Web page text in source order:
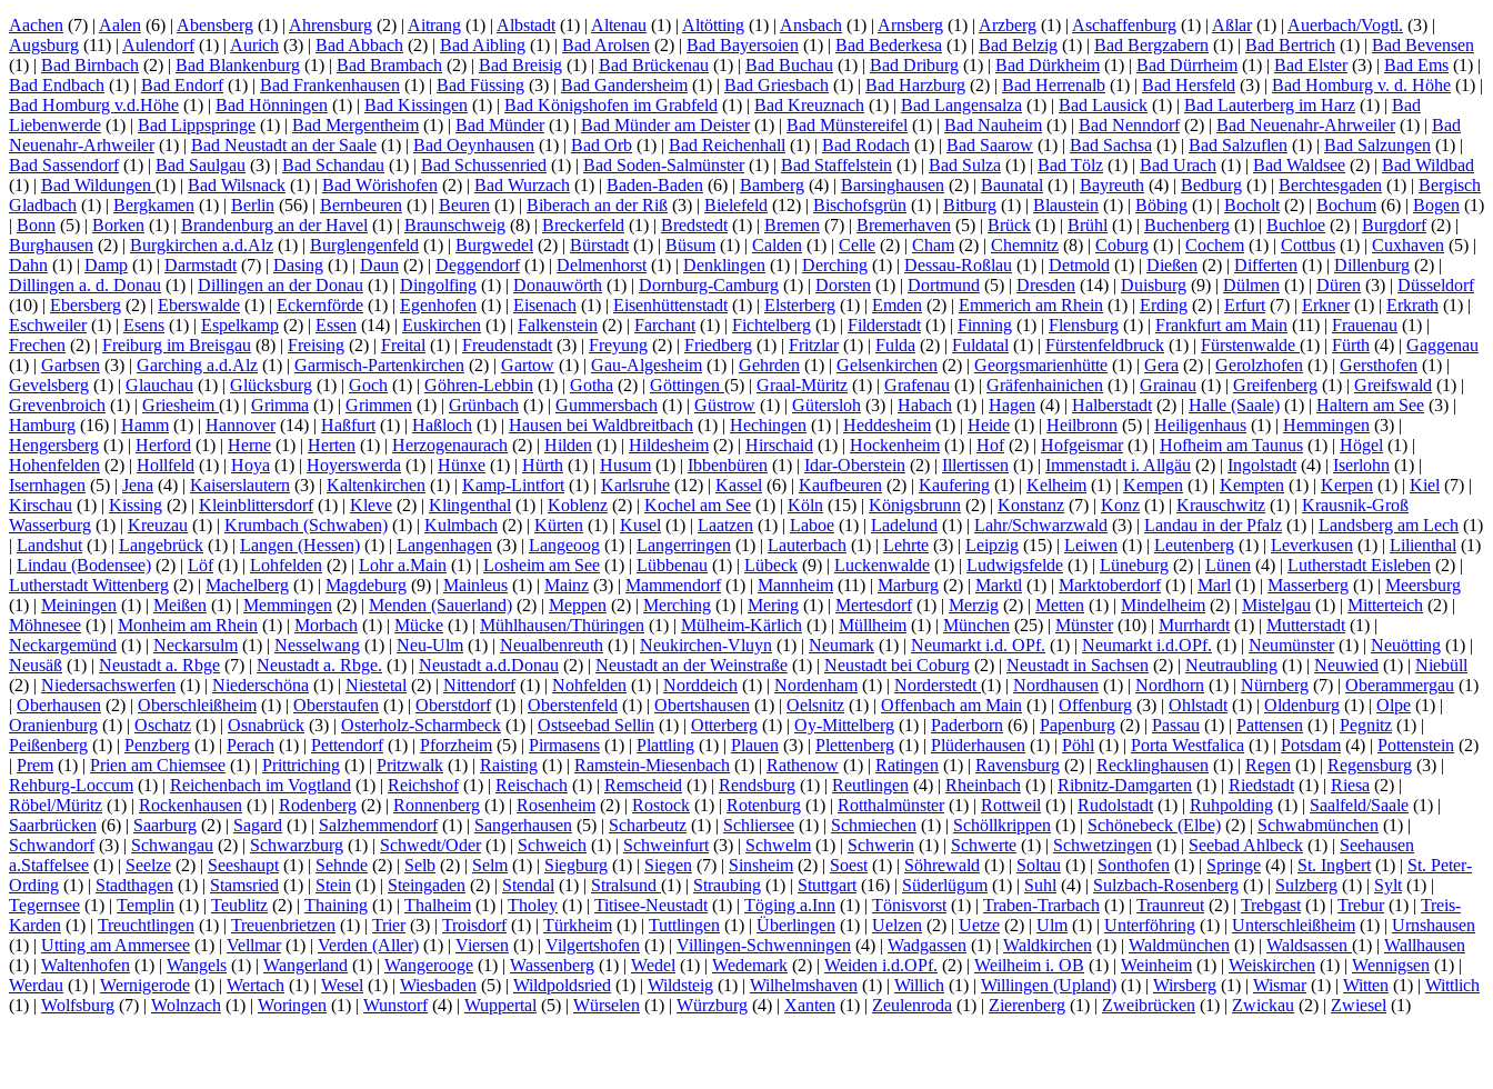
Aachen (7) | Aalen (6) | Abensberg (1) | Ahrensburg (2) | Aitrang (1) | Albstadt (1) | Altenau (1) | Altötting (1) | Ansbach (1) | Arnsberg (1) | Arzberg (1) | Aschaffenburg (1) | Aßlar(1) | Auerbach/Vogtl. (3) |
Augsburg (11) | Aulendorf(1) | Aurich (3) | Bad Abbach (2) | Bad Aibling (1) | Bad Arolsen (2) | Bad Bayersoien (1) | Bad Bederkesa (1) | Bad Belzig (1) | Bad Bergzabern (1) | Bad Bertrich (1) | Bad Bevensen
(1) | Bad Birnbach (2) | Bad Blankenburg (1) | Bad Brambach (2) | Bad Breisig (1) | Bad Brückenau (1) | Bad Buchau (1) | Bad Driburg (1) | Bad Dürkheim (1) | Bad Dürrheim (1) | Bad Elster(3) | Bad Ems (1) |
Bad Endbach (1) | Bad Endorf(1) | Bad Frankenhausen (1) | Bad Füssing (3) | Bad Gandersheim (1) | Bad Griesbach (1) | Bad Harzburg (2) | Bad Herrenalb (1) | Bad Hersfeld (3) | Bad Homburg v. d. Höhe (1) |
Bad Homburg v.d.Höhe (1) | Bad Hönningen (1) | Bad Kissingen (1) | Bad Königshofen im Grabfeld (1) | Bad Kreuznach (1) | Bad Langensalza (1) | Bad Lausick (1) | Bad Lauterberg im Harz (1) | Bad
Liebenwerde (1) | Bad Lippspringe (1) | Bad Mergentheim (1) | Bad Münder(1) | Bad Münder am Deister(1) | Bad Münstereifel (1) | Bad Nauheim (1) | Bad Nenndorf(2) | Bad Neuenahr-Ahrweiler(1) | Bad
Neuenahr-Arhweiler(1) | Bad Neustadt an der Saale (1) | Bad Oeynhausen (1) | Bad Orb (1) | Bad Reichenhall (1) | Bad Rodach (1) | Bad Saarow (1) | Bad Sachsa (1) | Bad Salzuflen (1) | Bad Salzungen (1) |
Bad Sassendorf(1) | Bad Saulgau (3) | Bad Schandau (1) | Bad Schussenried (1) | Bad Soden-Salmünster(1) | Bad Staffelstein (1) | Bad Sulza (1) | Bad Tölz (1) | Bad Urach (1) | Bad Waldsee (2) | Bad Wildbad
(1) | Bad Wildungen (1) | Bad Wilsnack (1) | Bad Wörishofen (2) | Bad Wurzach (1) | Baden-Baden (6) | Bamberg (4) | Barsinghausen (2) | Baunatal (1) | Bayreuth (4) | Bedburg (1) | Berchtesgaden (1) | Bergisch
Gladbach (1) | Bergkamen (1) | Berlin (56) | Bernbeuren (1) | Beuren (1) | Biberach an der Riß (3) | Bielefeld (12) | Bischofsgrün (1) | Bitburg (1) | Blaustein (1) | Böbing (1) | Bocholt (2) | Bochum (6) | Bogen (1)
| Bonn (5) | Borken (1) | Brandenburg an der Havel (1) | Braunschweig (8) | Breckerfeld (1) | Bredstedt (1) | Bremen (7) | Bremerhaven (5) | Brück (1) | Brühl (1) | Buchenberg (1) | Buchloe (2) | Burgdorf(2) |
Burghausen (2) | Burgkirchen a.d.Alz (1) | Burglengenfeld (1) | Burgwedel (2) | Bürstadt (1) | Büsum (1) | Calden (1) | Celle (2) | Cham (2) | Chemnitz (8) | Coburg (1) | Cochem (1) | Cottbus (1) | Cuxhaven (5) |
Dahn (1) | Damp (1) | Darmstadt (7) | Dasing (1) | Daun (2) | Deggendorf(1) | Delmenhorst (1) | Denklingen (1) | Derching (1) | Dessau-Roßlau (1) | Detmold (1) | Dießen (2) | Differten (1) | Dillenburg (2) |
Dillingen a. d. Donau (1) | Dillingen an der Donau (1) | Dingolfing (1) | Donauwörth (1) | Dornburg-Camburg (1) | Dorsten (1) | Dortmund (5) | Dresden (14) | Duisburg (9) | Dülmen (1) | Düren (3) | Düsseldorf
(10) | Ebersberg (2) | Eberswalde (1) | Eckernförde (1) | Egenhofen (1) | Eisenach (1) | Eisenhüttenstadt (1) | Elsterberg (1) | Emden (2) | Emmerich am Rhein (1) | Erding (2) | Erfurt (7) | Erkner(1) | Erkrath (1) |
Eschweiler(1) | Esens (1) | Espelkamp (2) | Essen (14) | Euskirchen (1) | Falkenstein (2) | Farchant (1) | Fichtelberg (1) | Filderstadt (1) | Finning (1) | Flensburg (1) | Frankfurt am Main (11) | Frauenau (1) |
Frechen (2) | Freiburg im Breisgau (8) | Freising (2) | Freital (1) | Freudenstadt (3) | Freyung (2) | Friedberg (1) | Fritzlar(1) | Fulda (2) | Fuldatal (1) | Fürstenfeldbruck (1) | Fürstenwalde (1) | Fürth (4) | Gaggenau
(1) | Garbsen (3) | Garching a.d.Alz (1) | Garmisch-Partenkirchen (2) | Gartow (1) | Gau-Algesheim (1) | Gehrden (1) | Gelsenkirchen (2) | Georgsmarienhütte (1) | Gera (2) | Gerolzhofen (1) | Gersthofen (1) |
Gevelsberg (1) | Glauchau (1) | Glücksburg (1) | Goch (1) | Göhren-Lebbin (1) | Gotha (2) | Göttingen (5) | Graal-Müritz (1) | Grafenau (1) | Gräfenhainichen (1) | Grainau (1) | Greifenberg (1) | Greifswald (1) |
Grevenbroich (1) | Griesheim (1) | Grimma (1) | Grimmen (1) | Grünbach (1) | Gummersbach (1) | Güstrow (1) | Gütersloh (3) | Habach (1) | Hagen (4) | Halberstadt (2) | Halle (Saale) (1) | Haltern am See (3) |
Hamburg (16) | Hamm (1) | Hannover(14) | Haßfurt (1) | Haßloch (1) | Hausen bei Waldbreitbach (1) | Hechingen (1) | Heddesheim (1) | Heide (1) | Heilbronn (5) | Heiligenhaus (1) | Hemmingen (3) |
Hengersberg (1) | Herford (1) | Herne (1) | Herten (1) | Herzogenaurach (2) | Hilden (1) | Hildesheim (2) | Hirschaid (1) | Hockenheim (1) | Hof(2) | Hofgeismar(1) | Hofheim am Taunus (1) | Högel (1) |
Hohenfelden (2) | Hollfeld (1) | Hoya (1) | Hoyerswerda (1) | Hünxe (1) | Hürth (1) | Husum (1) | Ibbenbüren (1) | Idar-Oberstein (2) | Illertissen (1) | Immenstadt i. Allgäu (2) | Ingolstadt (4) | Iserlohn (1) |
Isernhagen (5) | Jena (4) | Kaiserslautern (3) | Kaltenkirchen (1) | Kamp-Lintfort (1) | Karlsruhe (12) | Kassel (6) | Kaufbeuren (2) | Kaufering (1) | Kelheim (1) | Kempen (1) | Kempten (1) | Kerpen (1) | Kiel (7) |
Kirschau (1) | Kissing (2) | Kleinblittersdorf(1) | Kleve (2) | Klingenthal (1) | Koblenz (2) | Kochel am See (1) | Köln (15) | Königsbrunn (2) | Konstanz (7) | Konz (1) | Krauschwitz (1) | Krausnik-Groß
Wasserburg (1) | Kreuzau (1) | Krumbach (Schwaben) (1) | Kulmbach (2) | Kürten (1) | Kusel (1) | Laatzen (1) | Laboe (1) | Ladelund (1) | Lahr/Schwarzwald (3) | Landau in der Pfalz (1) | Landsberg am Lech (1)
| Landshut (1) | Langebrück (1) | Langen (Hessen) (1) | Langenhagen (3) | Langeoog (1) | Langerringen (1) | Lauterbach (1) | Lehrte (3) | Leipzig (15) | Leiwen (1) | Leutenberg (1) | Leverkusen (1) | Lilienthal (1)
| Lindau (Bodensee) (2) | Löf(1) | Lohfelden (2) | Lohr a.Main (1) | Losheim am See (1) | Lübbenau (1) | Lübeck (9) | Luckenwalde (1) | Ludwigsfelde (1) | Lüneburg (2) | Lünen (4) | Lutherstadt Eisleben (2) |
Lutherstadt Wittenberg (2) | Machelberg (1) | Magdeburg (9) | Mainleus (1) | Mainz (3) | Mammendorf(1) | Mannheim (11) | Marburg (2) | Marktl (1) | Marktoberdorf(1) | Marl (1) | Masserberg (1) | Meersburg
(1) | Meiningen (1) | Meißen (1) | Memmingen (2) | Menden (Sauerland) (2) | Meppen (2) | Merching (1) | Mering (1) | Mertesdorf(1) | Merzig (2) | Metten (1) | Mindelheim (2) | Mistelgau (1) | Mitterteich (2) |
Möhnesee (1) | Monheim am Rhein (1) | Morbach (1) | Mücke (1) | Mühlhausen/Thüringen (1) | Mülheim-Kärlich (1) | Müllheim (1) | München (25) | Münster(10) | Murrhardt (1) | Mutterstadt (1) |
Neckargemünd (1) | Neckarsulm (1) | Nesselwang (1) | Neu-Ulm (1) | Neualbenreuth (1) | Neukirchen-Vluyn (1) | Neumark (1) | Neumarkt i.d. OPf. (1) | Neumarkt i.d.OPf. (1) | Neumünster(1) | Neuötting (1) |
Neusäß (1) | Neustadt a. Rbge (7) | Neustadt a. Rbge. (1) | Neustadt a.d.Donau (2) | Neustadt an der Weinstraße (1) | Neustadt bei Coburg (2) | Neustadt in Sachsen (2) | Neutraubling (1) | Neuwied (1) | Niebüll
(2) | Niedersachswerfen (1) | Niederschöna (1) | Niestetal (2) | Nittendorf(1) | Nohfelden (1) | Norddeich (1) | Nordenham (1) | Norderstedt (1) | Nordhausen (1) | Nordhorn (1) | Nürnberg (7) | Oberammergau (1)
| Oberhausen (2) | Oberschleißheim (1) | Oberstaufen (1) | Oberstdorf(1) | Oberstenfeld (1) | Obertshausen (1) | Oelsnitz (1) | Offenbach am Main (1) | Offenburg (3) | Ohlstadt (1) | Oldenburg (1) | Olpe (1) |
Oranienburg (1) | Oschatz (1) | Osnabrück (3) | Osterholz-Scharmbeck (1) | Ostseebad Sellin (1) | Otterberg (1) | Oy-Mittelberg (1) | Paderborn (6) | Papenburg (2) | Passau (1) | Pattensen (1) | Pegnitz (1) |
Peißenberg (1) | Penzberg (1) | Perach (1) | Pettendorf(1) | Pforzheim (5) | Pirmasens (1) | Plattling (1) | Plauen (3) | Plettenberg (1) | Plüderhausen (1) | Pöhl (1) | Porta Westfalica (1) | Potsdam (4) | Pottenstein (2)
| Prem (1) | Prien am Chiemsee (1) | Prittriching (1) | Pritzwalk (1) | Raisting (1) | Ramstein-Miesenbach (1) | Rathenow (1) | Ratingen (1) | Ravensburg (2) | Recklinghausen (1) | Regen (1) | Regensburg (3) |
Rehburg-Loccum (1) | Reichenbach im Vogtland (1) | Reichshof(1) | Reischach (1) | Remscheid (1) | Rendsburg (1) | Reutlingen (4) | Rheinbach (1) | Ribnitz-Damgarten (1) | Riedstadt (1) | Riesa (2) |
Röbel/Müritz (1) | Rockenhausen (1) | Rodenberg (2) | Ronnenberg (1) | Rosenheim (2) | Rostock (1) | Rotenburg (1) | Rotthalmünster(1) | Rottweil (1) | Rudolstadt (1) | Ruhpolding (1) | Saalfeld/Saale (1) |
Saarbrücken (6) | Saarburg (2) | Sagard (1) | Salzhemmendorf(1) | Sangerhausen (5) | Scharbeutz (1) | Schliersee (1) | Schmiechen (1) | Schöllkrippen (1) | Schönebeck (Elbe) (2) | Schwabmünchen (1) |
Schwandorf(3) | Schwangau (2) | Schwarzburg (1) | Schwedt/Oder(1) | Schweich (1) | Schweinfurt (3) | Schwelm (1) | Schwerin (1) | Schwerte (1) | Schwetzingen (1) | Seebad Ahlbeck (1) | Seehausen
a.Staffelsee (1) | Seelze (2) | Seeshaupt (1) | Sehnde (2) | Selb (2) | Selm (1) | Siegburg (1) | Siegen (7) | Sinsheim (2) | Soest (1) | Söhrewald (1) | Soltau (1) | Sonthofen (1) | Springe (4) | St. Ingbert (1) | St. Peter-
Ording (1) | Stadthagen (1) | Stamsried (1) | Stein (1) | Steingaden (2) | Stendal (1) | Stralsund (1) | Straubing (1) | Stuttgart (16) | Süderlügum (1) | Suhl (4) | Sulzbach-Rosenberg (1) | Sulzberg (1) | Sylt (1) |
Tegernsee (1) | Templin (1) | Teublitz (2) | Thaining (1) | Thalheim (1) | Tholey (1) | Titisee-Neustadt (1) | Töging a.Inn (1) | Tönisvorst (1) | Traben-Trarbach (1) | Traunreut (2) | Trebgast (1) | Trebur(1) | Treis-
Karden (1) | Treuchtlingen (1) | Treuenbrietzen (1) | Trier(3) | Troisdorf(1) | Türkheim (1) | Tuttlingen (1) | Überlingen (1) | Uelzen (2) | Uetze (2) | Ulm (1) | Unterföhring (1) | Unterschleißheim (1) | Urnshausen
(1) | Utting am Ammersee (1) | Vellmar(1) | Verden (Aller) (1) | Viersen (1) | Vilgertshofen (1) | Villingen-Schwenningen (4) | Wadgassen (1) | Waldkirchen (1) | Waldmünchen (1) | Waldsassen (1) | Wallhausen
(1) | Waltenhofen (1) | Wangels (1) | Wangerland (1) | Wangerooge (1) | Wassenberg (1) | Wedel (1) | Wedemark (2) | Weiden i.d.OPf. (2) | Weilheim i. OB (1) | Weinheim (1) | Weiskirchen (1) | Wennigsen (1) |
Werdau (1) | Wernigerode (1) | Wertach (1) | Wesel (1) | Wiesbaden (5) | Wildpoldsried (1) | Wildsteig (1) | Wilhelmshaven (1) | Willich (1) | Willingen (Upland) (1) | Wirsberg (1) | Wismar(1) | Witten (1) | Wittlich
(1) | Wolfsburg (7) | Wolnzach (1) | Woringen (1) | Wunstorf(4) | Wuppertal (5) | Würselen (1) | Würzburg (4) | Xanten (1) | Zeulenroda (1) | Zierenberg (1) | Zweibrücken (1) | Zwickau (2) | Zwiesel (1)